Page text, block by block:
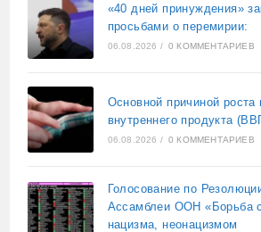
«40 дней принуждения»
просьбами о перемирии:
06.08.2026 / 0 КОММЕНТАРИЕВ
Основной причиной роста
внутреннего продукта
06.08.2026 / 0 КОММЕНТАРИЕВ
Голосование по
Ассамблеи ООН «Борьба с
нацизма, неонацизмом